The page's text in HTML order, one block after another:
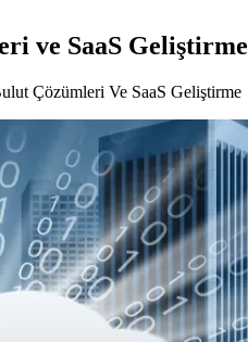
ve SaaS Geliştirme
Çözümleri Ve SaaS Geliştirme